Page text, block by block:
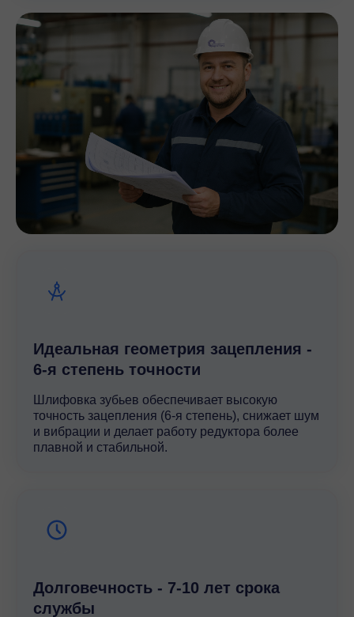
Идеальная геометрия зацепления -
6-я степень точности
Шлифовка зубьев обеспечивает высокую
точность зацепления (6-я степень), снижает шум
и вибрации и делает работу редуктора более
плавной и стабильной.
Долговечность - 7-10 лет срока
службы